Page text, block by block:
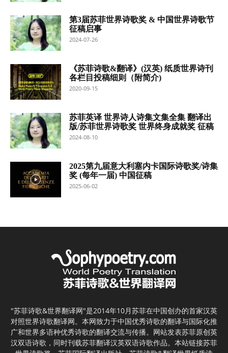
第3届苏菲世界诗歌奖 & 中国世界诗歌节
征稿启事
2024-07-26
《苏菲诗歌&翻译》(汉英) 纸质世界诗刊
各栏目投稿细则（附简介)
2020-09-15
苏菲英译 世界诗人诗集文集全集 翻译出
版/苏菲世界诗歌奖 世界终身成就奖 征稿
2024-08-10
2025第九届意大利塞内卡国际诗歌奖/诗集
奖 (每年一届) 中国征稿
2025-06-02
"苏菲诗歌&世界翻译网"是2014年10月苏菲在中国创办的首家汉英
对照世界诗歌翻译网。本网致力于中国优秀诗歌的翻译与国际化推
广和世界多语种优秀诗歌的翻译交流与传播。网站发表苏菲原创英
汉双语诗歌，同时刊载苏菲翻译汉英双语诗歌作品。本站链接苏菲